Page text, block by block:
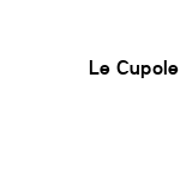
Le Cupole